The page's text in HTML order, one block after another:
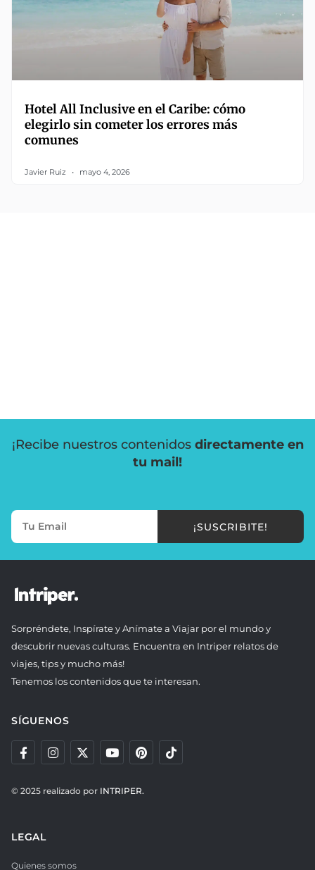
Hotel All Inclusive en el Caribe: cómo
elegirlo sin cometer los errores más
comunes
Javier Ruiz mayo 4, 2026
¡Recibe nuestros contenidos directamente en
tu mail!
¡SUSCRIBITE!
Sorpréndete, Inspírate y Anímate a Viajar por el mundo y
descubrir nuevas culturas. Encuentra en Intriper relatos de
viajes, tips y mucho más!
Tenemos los contenidos que te interesan.
SÍGUENOS
© 2025 realizado por INTRIPER.
LEGAL
Quienes somos